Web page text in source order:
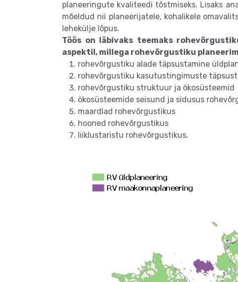
planeeringute kvaliteedi tõstmiseks. Lisaks
mõeldud nii planeerijatele, kohalikele
lehekülje lõpus.
Töös on läbivaks teemaks
aspektil, millega rohevõrgustiku
rohevõrgustiku alade täpsustamine
rohevõrgustiku kasutustingimuste
rohevõrgustiku struktuur ja ökosüsteemid
ökosüsteemide seisund ja sidusus
maardlad rohevõrgustikus
hooned rohevõrgustikus
liiklustaristu rohevõrgustikus.